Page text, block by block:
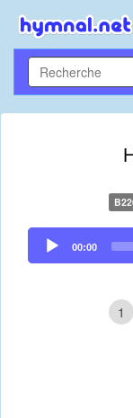
Audio
Player
00:00
1